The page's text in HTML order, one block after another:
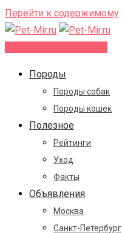
Перейти к содержимому
Породы
Породы собак
Породы кошек
Полезное
Рейтинги
Уход
Факты
Объявления
Москва
Санкт-Петербург